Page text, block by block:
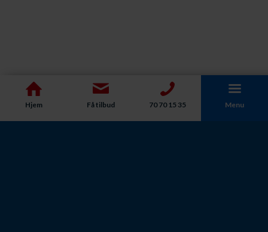
Hjem Få tilbud 70 70 15 35 Menu